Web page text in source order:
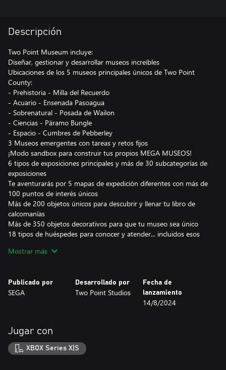
Descripción
Two Point Museum incluye:
Diseñar, gestionar y desarrollar museos increíbles
Ubicaciones de los 5 museos principales únicos de Two Point
County:
- Prehistoria - Milla del Recuerdo
- Acuario - Ensenada Pasoagua
- Sobrenatural - Posada de Wailon
- Ciencias - Páramo Bungle
- Espacio - Cumbres de Pebberley
3 Museos emergentes con tareas y retos fijos
¡Modo sandbox para construir tus propios MEGA MUSEOS!
6 tipos de exposiciones principales y más de 30 subcategorías de
exposiciones
Te aventurarás por 5 mapas de expedición diferentes con más de
100 puntos de interés únicos
Más de 200 objetos únicos para descubrir y llenar tu libro de
calcomanías
Más de 350 objetos decorativos para que tu museo sea único
18 tipos de huéspedes para conocer y atender... incluidos esos
¡Desbloquea y gestiona todos los museos de Two Point County!
perfeccionar sus propios museos para crear la mejor experiencia
para los visitantes. Coordina a los expertos en expediciones
lejanas para descubrir nuevas piezas y crea revuelo para atraer a
mientras mantienen sus piezas seguras, las salas limpias, el
personal contento... y a los niños alejados de los huesos de
dinosaurio.
Mostrar más
Publicado por
SEGA
Desarrollado por
Two Point Studios
Fecha de
lanzamiento
14/8/2024
Jugar con
XBOX Series X|S